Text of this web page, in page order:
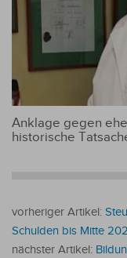
Anklage gegen
historische
vorheriger Artikel:
Schulden bis Mitte
nächster Artikel: